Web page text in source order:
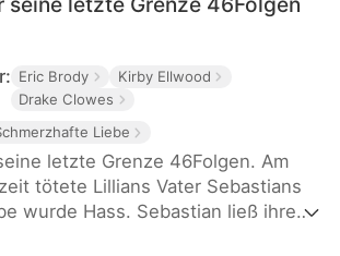
Eric Brody
Kirby Ellwood
Drake Clowes
Liebe
letzte Grenze 46Folgen. Am
tötete Lillians Vater Sebastians
wurde Hass. Sebastian ließ ihre